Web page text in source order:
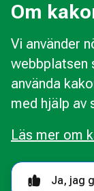
Om
Vi använder
webbplatsen
använda
med hjälp av
Ja, jag
Läs mer om
Kommunal
Om webbplatsen
Behandling av